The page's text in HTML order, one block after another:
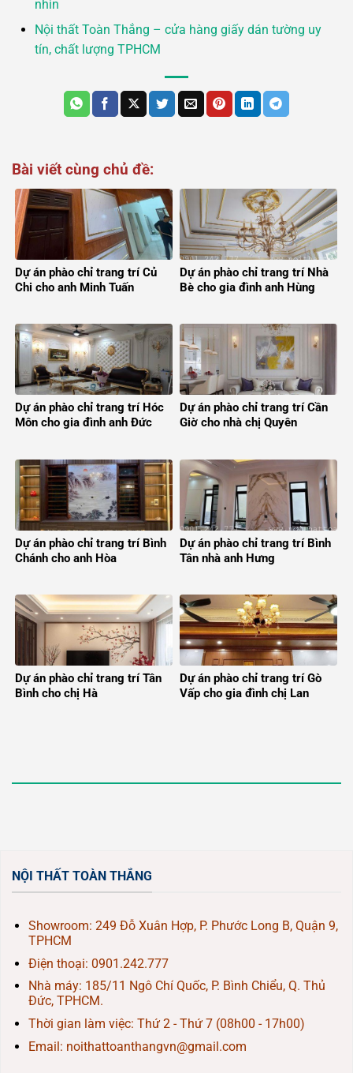
nhìn
Nội thất Toàn Thắng – cửa hàng giấy dán tường uy
tín, chất lượng TPHCM
Bài viết cùng chủ đề:
Dự án phào chỉ trang trí Củ
Chi cho anh Minh Tuấn
Dự án phào chỉ trang trí Nhà
Bè cho gia đình anh Hùng
Dự án phào chỉ trang trí Hóc
Môn cho gia đình anh Đức
Dự án phào chỉ trang trí Cần
Giờ cho nhà chị Quyên
Dự án phào chỉ trang trí Bình
Chánh cho anh Hòa
Dự án phào chỉ trang trí Bình
Tân nhà anh Hưng
Dự án phào chỉ trang trí Tân
Bình cho chị Hà
Dự án phào chỉ trang trí Gò
Vấp cho gia đình chị Lan
NỘI THẤT TOÀN THẮNG
Showroom: 249 Đỗ Xuân Hợp, P. Phước Long B, Quận 9,
TPHCM
Điện thoại: 0901.242.777
Nhà máy: 185/11 Ngô Chí Quốc, P. Bình Chiểu, Q. Thủ
Đức, TPHCM.
Thời gian làm việc: Thứ 2 - Thứ 7 (08h00 - 17h00)
Email: noithattoanthangvn@gmail.com